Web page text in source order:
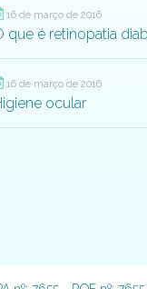
16 de março de 2016
que é retinopatia
16 de março de 2016
ocular